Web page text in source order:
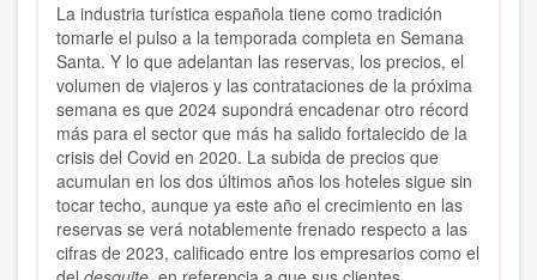
La industria turística española tiene como tradición
tomarle el pulso a la temporada completa en Semana
Santa. Y lo que adelantan las reservas, los precios, el
volumen de viajeros y las contrataciones de la próxima
semana es que 2024 supondrá encadenar otro récord
más para el sector que más ha salido fortalecido de la
crisis del Covid en 2020. La subida de precios que
acumulan en los dos últimos años los hoteles sigue sin
tocar techo, aunque ya este año el crecimiento en las
reservas se verá notablemente frenado respecto a las
cifras de 2023, calificado entre los empresarios como el